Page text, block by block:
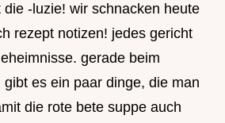
-luzie! wir schnacken heute
rezept notizen! jedes gericht
gerade beim
es ein paar dinge, die man
die rote bete suppe auch